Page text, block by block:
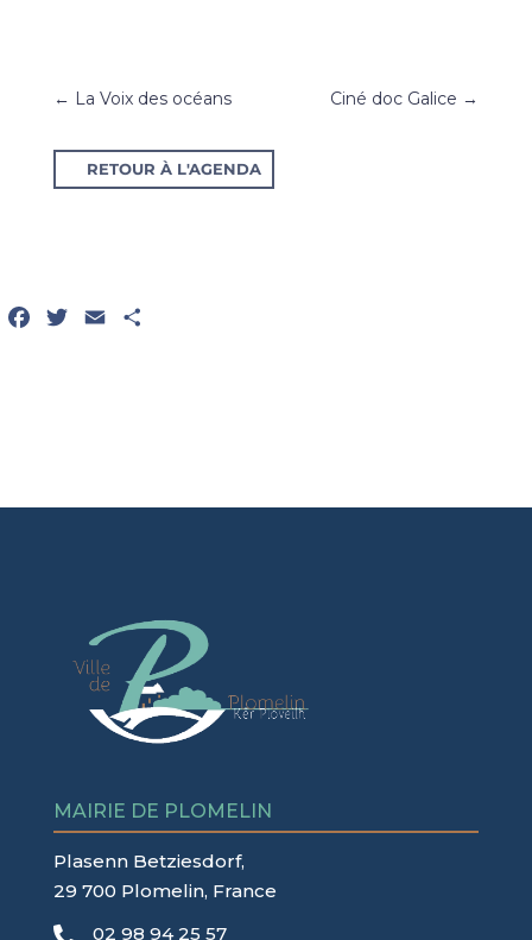
← La Voix des océans Ciné doc Galice →
RETOUR À L'AGENDA
Facebook
Twitter
Email
MAIRIE DE PLOMELIN
Plasenn Betziesdorf,
29 700 Plomelin, France
02 98 94 25 57